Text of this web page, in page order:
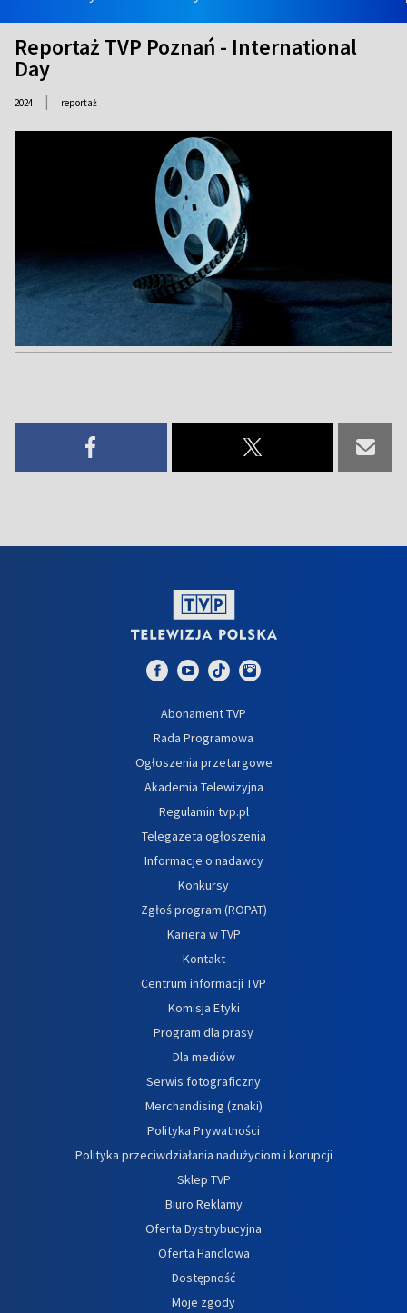
Reportaż TVP Poznań - International
Day
2024 | reportaż
Abonament TVP
Rada Programowa
Ogłoszenia przetargowe
Akademia Telewizyjna
Regulamin tvp.pl
Telegazeta ogłoszenia
Informacje o nadawcy
Konkursy
Zgłoś program (ROPAT)
Kariera w TVP
Kontakt
Centrum informacji TVP
Komisja Etyki
Program dla prasy
Dla mediów
Serwis fotograficzny
Merchandising (znaki)
Polityka Prywatności
Polityka przeciwdziałania nadużyciom i korupcji
Sklep TVP
Biuro Reklamy
Oferta Dystrybucyjna
Oferta Handlowa
Dostępność
Moje zgody